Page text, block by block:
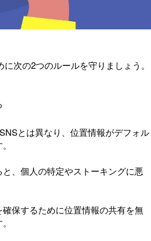
次の2つのルールを守りましょう。
とは異なり、位置情報がデフォル
、個人の特定やストーキングに悪
保するために位置情報の共有を無